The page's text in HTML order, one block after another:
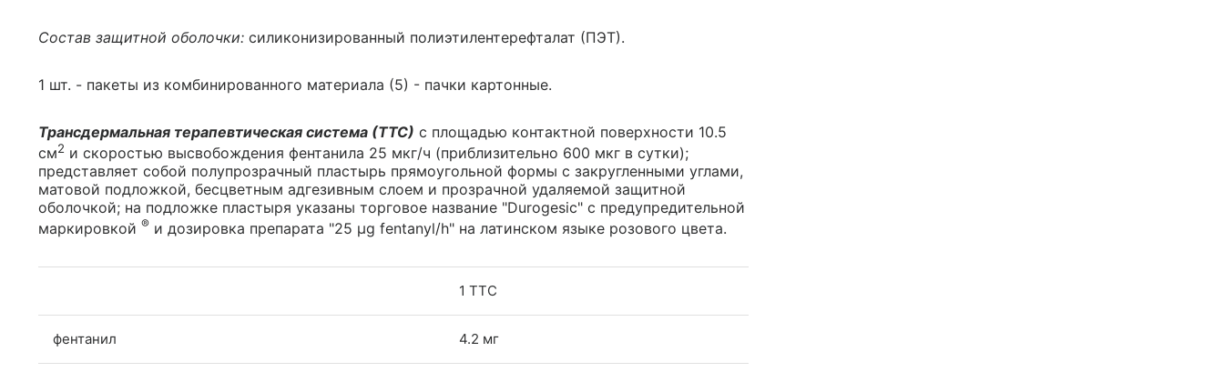
Состав защитной оболочки: силиконизированный полиэтилентерефталат (ПЭТ).
1 шт. - пакеты из комбинированного материала (5) - пачки картонные.
Трансдермальная терапевтическая система (ТТС) с площадью контактной поверхности 10.5
см2 и скоростью высвобождения фентанила 25 мкг/ч (приблизительно 600 мкг в сутки);
представляет собой полупрозрачный пластырь прямоугольной формы с закругленными углами,
матовой подложкой, бесцветным адгезивным слоем и прозрачной удаляемой защитной
оболочкой; на подложке пластыря указаны торговое название "Durogesic" с предупредительной
маркировкой ® и дозировка препарата "25 μg fentanyl/h" на латинском языке розового цвета.
1 ТТС
фентанил 4.2 мг